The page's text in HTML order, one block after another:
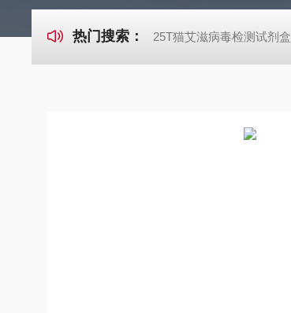
热门搜索： 25T猫艾滋病毒检测试剂盒